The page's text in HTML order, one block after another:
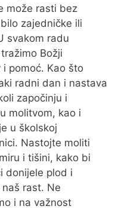
može rasti bez
zajedničke ili
svakom radu
Božji
i pomoć. Kao što
radni dan i nastava
započinju i
molitvom, kao i
u školskoj
Nastojte moliti
i tišini, kako bi
donijele plod i
rast. Ne
i na važnost